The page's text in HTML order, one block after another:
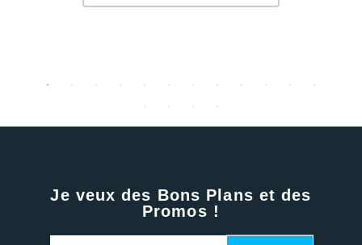
Je veux des Bons Plans et des
Promos !